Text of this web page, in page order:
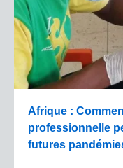
Afrique :
professionnelle
futures